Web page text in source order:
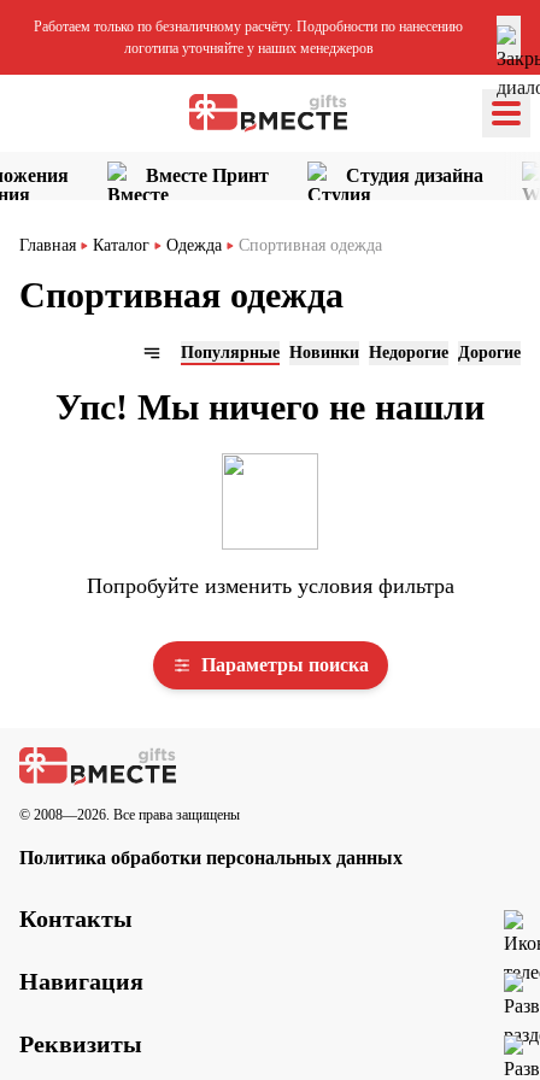
Работаем только по безналичному расчёту. Подробности по нанесению
логотипа уточняйте у наших менеджеров
Вместе Принт Студия дизайна
Главная Каталог Одежда Спортивная одежда
Спортивная одежда
Популярные Новинки Недорогие Дорогие
Упс! Мы ничего не нашли
Попробуйте изменить условия фильтра
Параметры поиска
© 2008—2026. Все права защищены
Политика обработки персональных данных
Контакты
Навигация
Реквизиты